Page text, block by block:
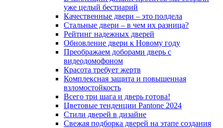
уже целый бестиарий
Качественные двери – это полдела
Стальные двери – в чем их разница?
Рейтинг надежных дверей
Обновление двери к Новому году
Преображаем доборами дверь с
видеодомофоном
Красота требует жертв
Комплексная защита и повышенная
взломостойкость
Всего три шага и дверь готова!
Цветовые тенденции Pantone 2024
Стили дверей в дизайне
Свежая подборка дверей на этапе создания